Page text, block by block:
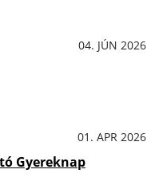
04. JÚN 2026
01. APR 2026
Gyereknap